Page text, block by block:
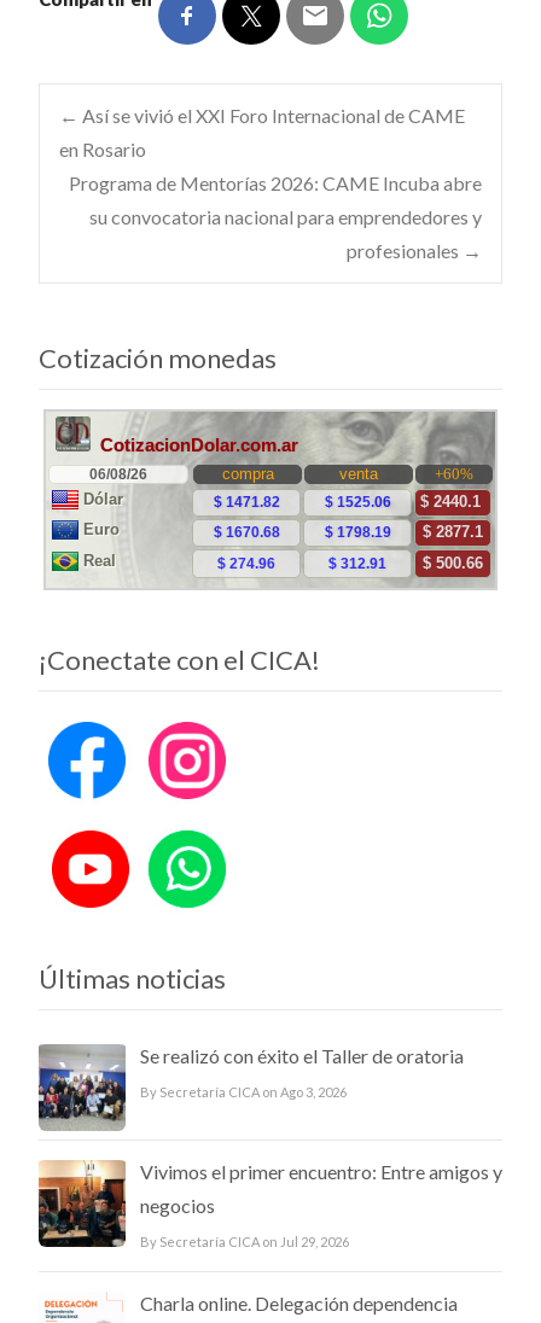
Navegación
de
entradas
← Así se vivió el XXI Foro Internacional de CAME
en Rosario
Programa de Mentorías 2026: CAME Incuba abre
su convocatoria nacional para emprendedores y
profesionales →
Cotización monedas
¡Conectate con el CICA!
Últimas noticias
Se realizó con éxito el Taller de oratoria
By Secretaría CICA on Ago 3, 2026
Vivimos el primer encuentro: Entre amigos y
negocios
By Secretaría CICA on Jul 29, 2026
Charla online. Delegación dependencia